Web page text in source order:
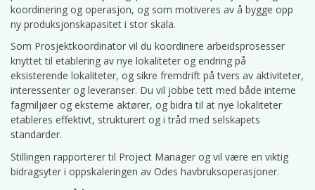
koordinering og operasjon, og som motiveres av å bygge opp
ny produksjonskapasitet i stor skala.
Som Prosjektkoordinator vil du koordinere arbeidsprosesser
knyttet til etablering av nye lokaliteter og endring på
eksisterende lokaliteter, og sikre fremdrift på tvers av aktiviteter,
interessenter og leveranser. Du vil jobbe tett med både interne
fagmiljøer og eksterne aktører, og bidra til at nye lokaliteter
etableres effektivt, strukturert og i tråd med selskapets
standarder.
Stillingen rapporterer til Project Manager og vil være en viktig
bidragsyter i oppskaleringen av Odes havbruksoperasjoner.